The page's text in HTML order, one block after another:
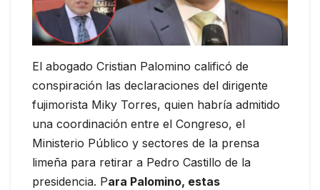
El abogado Cristian Palomino calificó de
conspiración las declaraciones del dirigente
fujimorista Miky Torres, quien habría admitido
una coordinación entre el Congreso, el
Ministerio Público y sectores de la prensa
limeña para retirar a Pedro Castillo de la
presidencia. Para Palomino, estas